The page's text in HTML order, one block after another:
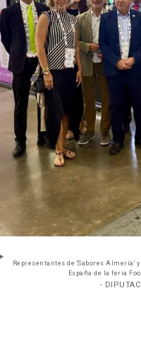
Representantes de 'Sabores Almería'
España de la feria
-